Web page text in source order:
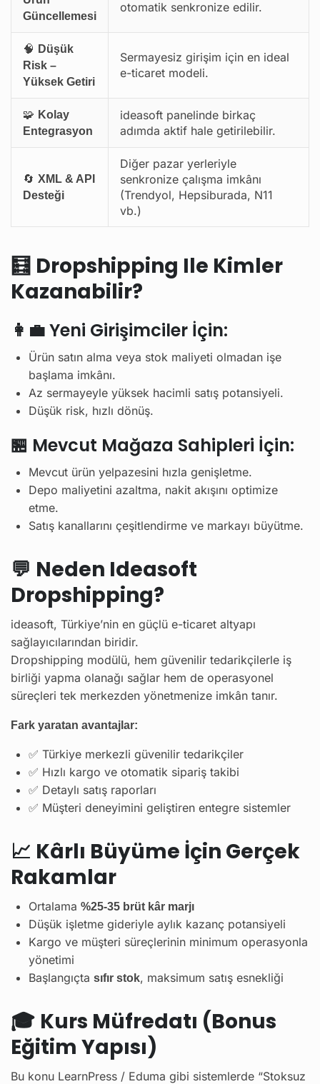
Güncellemesi
otomatik senkronize edilir.
🧠 Düşük
Risk –
Yüksek Getiri
Sermayesiz girişim için en ideal
e-ticaret modeli.
🧩 Kolay
Entegrasyon
ideasoft panelinde birkaç
adımda aktif hale getirilebilir.
🔄 XML & API
Desteği
Diğer pazar yerleriyle
senkronize çalışma imkânı
(Trendyol, Hepsiburada, N11
vb.)
🧮 Dropshipping Ile Kimler
Kazanabilir?
👩‍💼 Yeni Girişimciler İçin:
Ürün satın alma veya stok maliyeti olmadan işe
başlama imkânı.
Az sermayeyle yüksek hacimli satış potansiyeli.
Düşük risk, hızlı dönüş.
🏪 Mevcut Mağaza Sahipleri İçin:
Mevcut ürün yelpazesini hızla genişletme.
Depo maliyetini azaltma, nakit akışını optimize
etme.
Satış kanallarını çeşitlendirme ve markayı büyütme.
💬 Neden Ideasoft
Dropshipping?
ideasoft, Türkiye’nin en güçlü e-ticaret altyapı
sağlayıcılarından biridir.
Dropshipping modülü, hem güvenilir tedarikçilerle iş
birliği yapma olanağı sağlar hem de operasyonel
süreçleri tek merkezden yönetmenize imkân tanır.
Fark yaratan avantajlar:
✅ Türkiye merkezli güvenilir tedarikçiler
✅ Hızlı kargo ve otomatik sipariş takibi
✅ Detaylı satış raporları
✅ Müşteri deneyimini geliştiren entegre sistemler
📈 Kârlı Büyüme İçin Gerçek
Rakamlar
Ortalama %25-35 brüt kâr marjı
Düşük işletme gideriyle aylık kazanç potansiyeli
Kargo ve müşteri süreçlerinin minimum operasyonla
yönetimi
Başlangıçta sıfır stok, maksimum satış esnekliği
🎓 Kurs Müfredatı (Bonus
Eğitim Yapısı)
Bu konu LearnPress / Eduma gibi sistemlerde “Stoksuz